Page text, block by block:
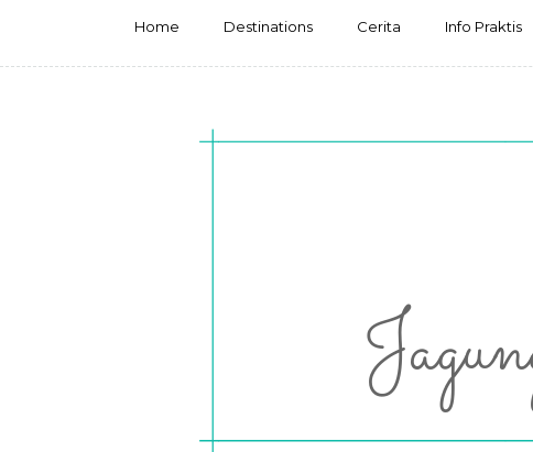
Home Destinations Cerita Info Praktis